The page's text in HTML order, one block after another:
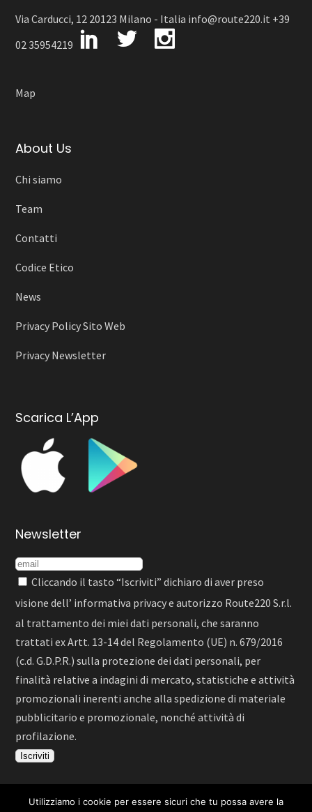
Via Carducci, 12 20123 Milano - Italia info@route220.it +39
02 35954219
Map
About Us
Chi siamo
Team
Contatti
Codice Etico
News
Privacy Policy Sito Web
Privacy Newsletter
Scarica L’App
Newsletter
Cliccando il tasto “Iscriviti” dichiaro di aver preso
visione dell’ informativa privacye autorizzo Route220 S.r.l.
al trattamento dei miei dati personali, che saranno
trattati ex Artt. 13-14 del Regolamento (UE) n. 679/2016
(c.d. G.D.P.R.) sulla protezione dei dati personali, per
finalità relative a indagini di mercato, statistiche e attività
promozionali inerenti anche alla spedizione di materiale
pubblicitario e promozionale, nonché attività di
profilazione.
Utilizziamo i cookie per essere sicuri che tu possa avere la